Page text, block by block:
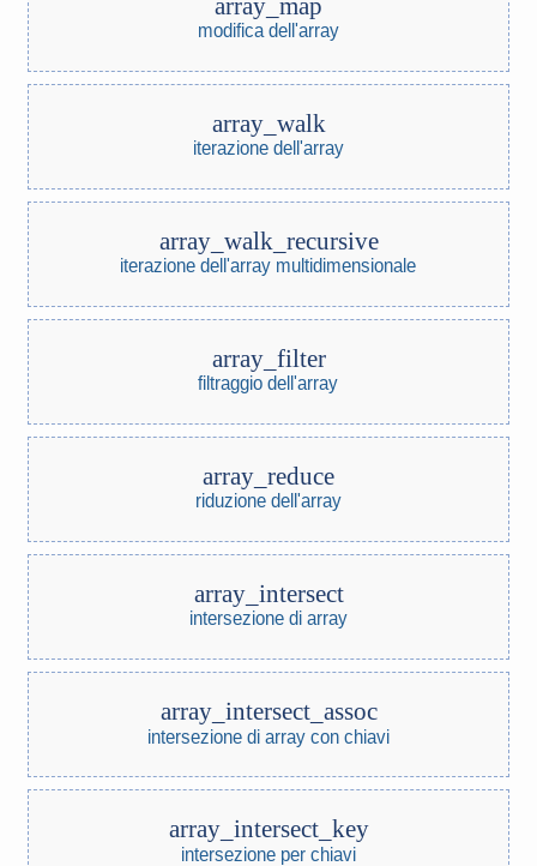
array_map
modifica dell'array
array_walk
iterazione dell'array
array_walk_recursive
iterazione dell'array multidimensionale
array_filter
filtraggio dell'array
array_reduce
riduzione dell'array
array_intersect
intersezione di array
array_intersect_assoc
intersezione di array con chiavi
array_intersect_key
intersezione per chiavi